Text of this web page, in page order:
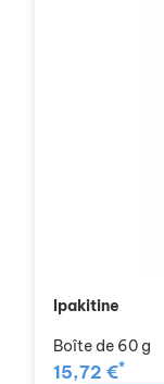
Ipakitine
Boîte de 60 g
15,72 €*